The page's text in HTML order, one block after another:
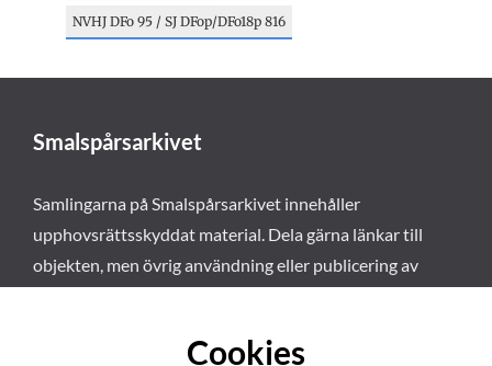
NVHJ DFo 95 / SJ DFop/DFo18p 816
Smalspårsarkivet
Samlingarna på Smalspårsarkivet innehåller
upphovsrättsskyddat material. Dela gärna länkar till
objekten, men övrig användning eller publicering av
Cookies